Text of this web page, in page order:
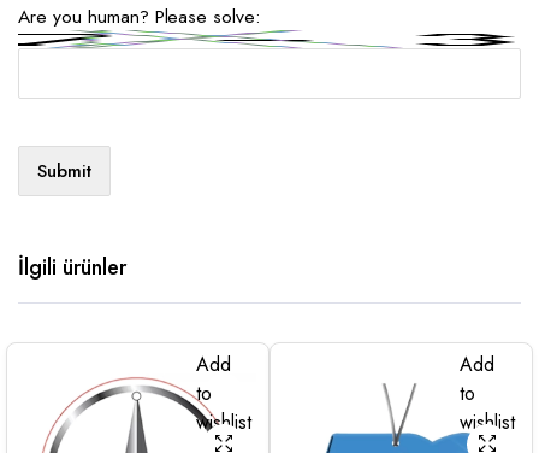
Are you human? Please solve:
İlgili ürünler
Add
to
wishlist
Add
to
wishlist